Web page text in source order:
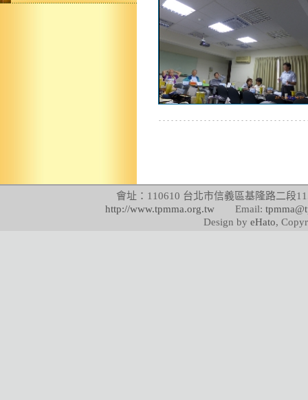
會址：110610 台北市信義區基隆路二
http://www.tpmma.org.twEmail:
Design by eHato,